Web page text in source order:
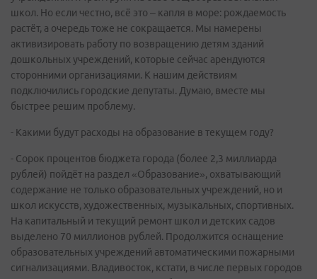
школ. Но если честно, всё это – капля в море: рождаемость
растёт, а очередь тоже не сокращается. Мы намерены
активизировать работу по возвращению детям зданий
дошкольных учреждений, которые сейчас арендуются
сторонними организациями. К нашим действиям
подключились городские депутаты. Думаю, вместе мы
быстрее решим проблему.
- Какими будут расходы на образование в текущем году?
- Сорок процентов бюджета города (более 2,3 миллиарда
рублей) пойдёт на раздел «Образование», охватывающий
содержание не только образовательных учреждений, но и
школ искусств, художественных, музыкальных, спортивных.
На капитальный и текущий ремонт школ и детских садов
выделено 70 миллионов рублей. Продолжится оснащение
образовательных учреждений автоматическими пожарными
сигнализациями. Владивосток, кстати, в числе первых городов